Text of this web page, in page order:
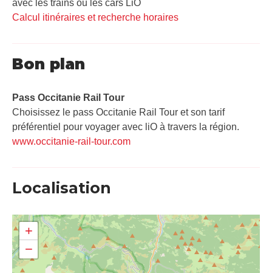
avec les trains ou les cars LiO
Calcul itinéraires et recherche horaires
Bon plan
Pass Occitanie Rail Tour​
Choisissez le pass Occitanie Rail Tour et son tarif
préférentiel pour voyager avec liO à travers la région.
www.occitanie-rail-tour.com
Localisation
+
−